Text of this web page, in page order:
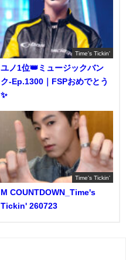
Time's Tickin'
ユノ1位👑ミュージックバン
ク-Ep.1300｜FSPおめでとう
✨️
Time's Tickin'
M COUNTDOWN_Time's
Tickin' 260723